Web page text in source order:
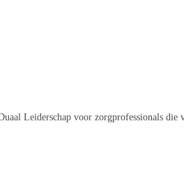
Leiderschap voor zorgprofessionals